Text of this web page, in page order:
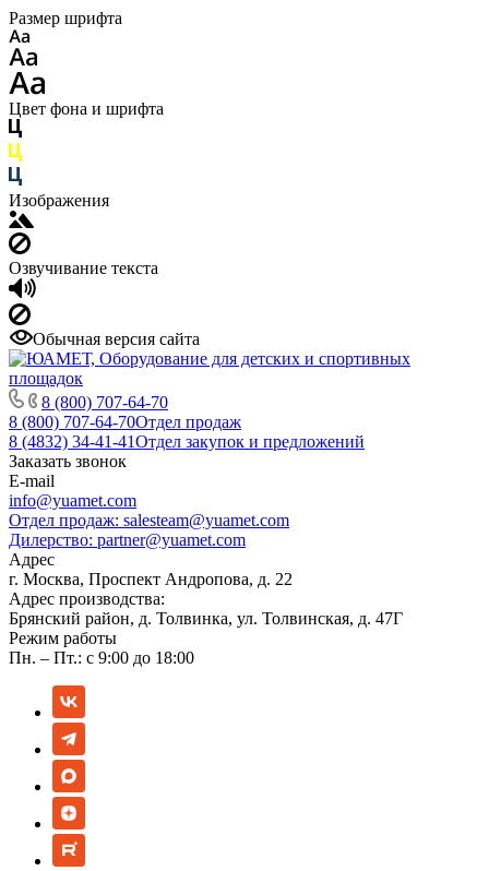
Размер шрифта
Цвет фона и шрифта
Изображения
Озвучивание текста
Обычная версия сайта
8 (800) 707-64-70
8 (800) 707-64-70Отдел продаж
8 (4832) 34-41-41Отдел закупок и предложений
Заказать звонок
E-mail
info@yuamet.com
Отдел продаж: salesteam@yuamet.com
Дилерство: partner@yuamet.com
Адрес
г. Москва, Проспект Андропова, д. 22
Адрес производства:
Брянский район, д. Толвинка, ул. Толвинская, д. 47Г
Режим работы
Пн. – Пт.: с 9:00 до 18:00